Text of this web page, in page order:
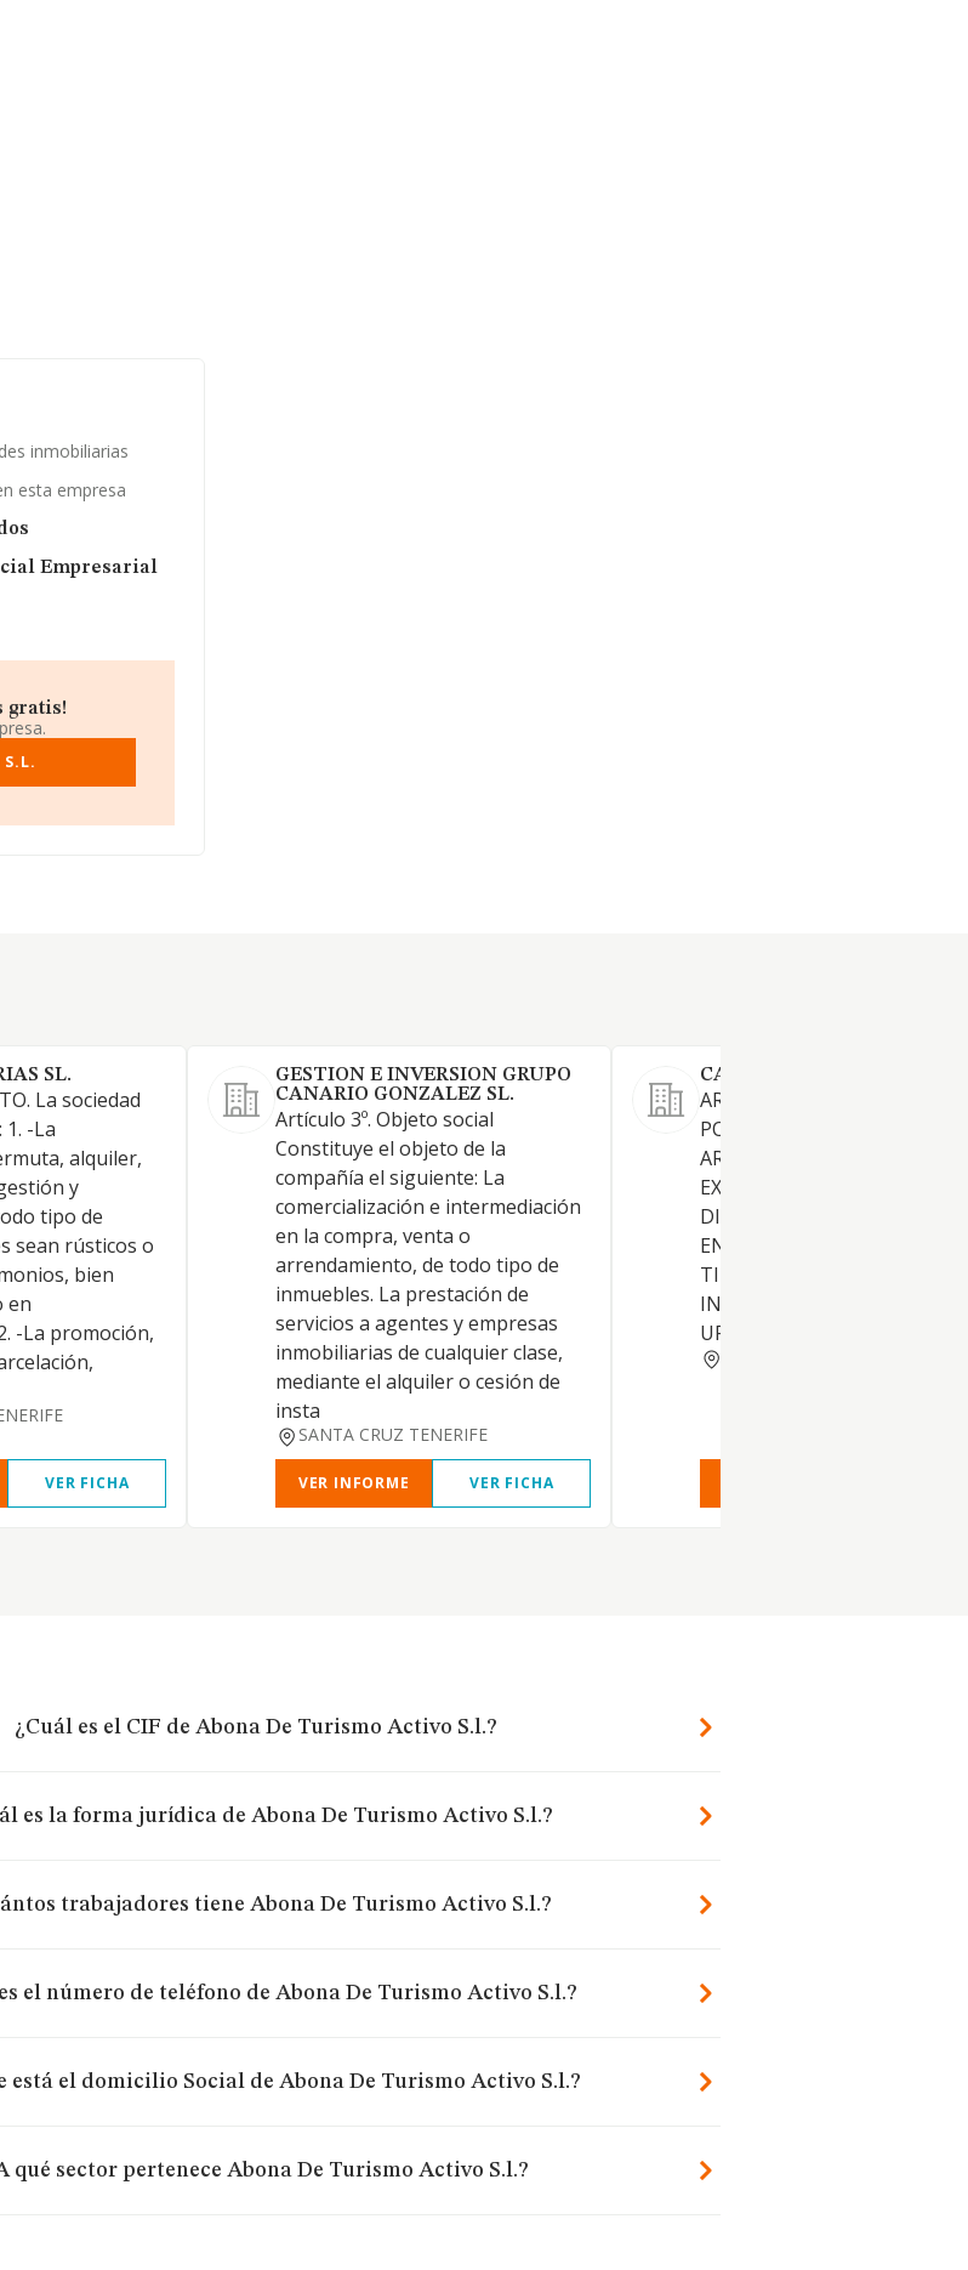
inmobiliarias
esta empresa
Empresarial
gratis!
S.L.
SL.
La sociedad
-La
alquiler,
y
tipo de
sean rústicos o
bien
en
-La promoción,
VER FICHA
GESTION E INVERSION GRUPO
CANARIO GONZALEZ SL.
Artículo 3º. Objeto social
Constituye el objeto de la
compañía el siguiente: La
comercialización e intermediación
en la compra, venta o
arrendamiento, de todo tipo de
inmuebles. La prestación de
servicios a agentes y empresas
inmobiliarias de cualquier clase,
mediante el alquiler o cesión de
insta
SANTA CRUZ TENERIFE
VER INFORME VER FICHA
CAÑADA VERDE RURAL SL
ARTICULO 2 . LA SOCIEDAD
POR OBJETO: LA
ARRENDAMIENTO,
EXPLOTACION, TENENCIA Y
DISFRUTE, ADQUISICION O
ENAJENACION POR
TITULO DE TODA CLASE DE
INMUEBLES, FINCAS
URBANAS, ASI COMO H
¿Cuál es el CIF de Abona De Turismo Activo S.l.?
es la forma jurídica de Abona De Turismo Activo S.l.?
trabajadores tiene Abona De Turismo Activo S.l.?
el número de teléfono de Abona De Turismo Activo S.l.?
está el domicilio Social de Abona De Turismo Activo S.l.?
qué sector pertenece Abona De Turismo Activo S.l.?